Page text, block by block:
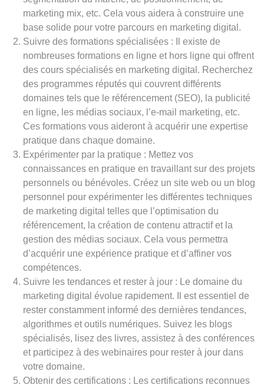
marketing mix, etc. Cela vous aidera à construire une
base solide pour votre parcours en marketing digital.
Suivre des formations spécialisées : Il existe de
nombreuses formations en ligne et hors ligne qui offrent
des cours spécialisés en marketing digital. Recherchez
des programmes réputés qui couvrent différents
domaines tels que le référencement (SEO), la publicité
en ligne, les médias sociaux, l’e-mail marketing, etc.
Ces formations vous aideront à acquérir une expertise
pratique dans chaque domaine.
Expérimenter par la pratique : Mettez vos
connaissances en pratique en travaillant sur des projets
personnels ou bénévoles. Créez un site web ou un blog
personnel pour expérimenter les différentes techniques
de marketing digital telles que l’optimisation du
référencement, la création de contenu attractif et la
gestion des médias sociaux. Cela vous permettra
d’acquérir une expérience pratique et d’affiner vos
compétences.
Suivre les tendances et rester à jour : Le domaine du
marketing digital évolue rapidement. Il est essentiel de
rester constamment informé des dernières tendances,
algorithmes et outils numériques. Suivez les blogs
spécialisés, lisez des livres, assistez à des conférences
et participez à des webinaires pour rester à jour dans
votre domaine.
Obtenir des certifications : Les certifications reconnues